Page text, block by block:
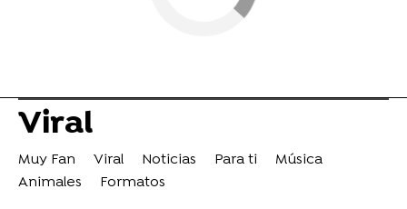
Viral
Muy Fan Viral Noticias Para ti
Música
Animales
Formatos